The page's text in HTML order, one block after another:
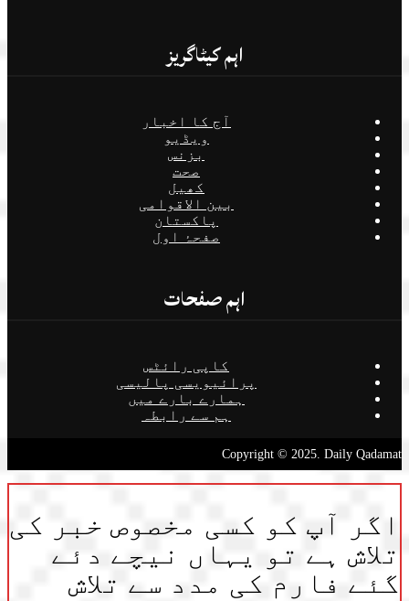
اہم کیٹاگریز
آج کا اخبار
ویڈیو
بزنس
صحت
کھیل
بین الاقوامی
پاکستان
صفحۂ اول
اہم صفحات
کاپی رائٹس
پرائیویسی پالیسی
ہمارے بارے میں
ہم سے رابطہ
Copyright © 2025. Daily Qadamat
اگر آپ کو کسی مخصوص خبر کی
تلاش ہے تو یہاں نیچے دئے
گئے فارم کی مدد سے تلاش